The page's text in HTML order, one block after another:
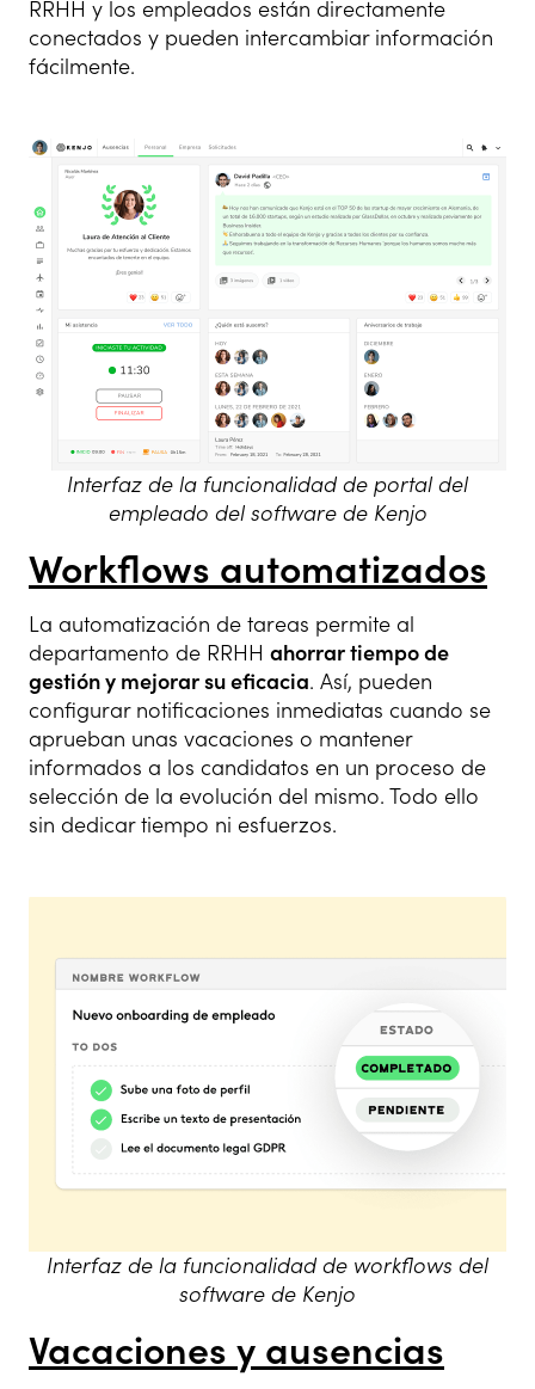
RRHH y los empleados están directamente
conectados y pueden intercambiar información
fácilmente.
Interfaz de la funcionalidad de portal del
empleado del software de Kenjo
Workflows automatizados
La automatización de tareas permite al
departamento de RRHH ahorrar tiempo de
gestión y mejorar su eficacia. Así, pueden
configurar notificaciones inmediatas cuando se
aprueban unas vacaciones o mantener
informados a los candidatos en un proceso de
selección de la evolución del mismo. Todo ello
sin dedicar tiempo ni esfuerzos.
Interfaz de la funcionalidad de workflows del
software de Kenjo
Vacaciones y ausencias